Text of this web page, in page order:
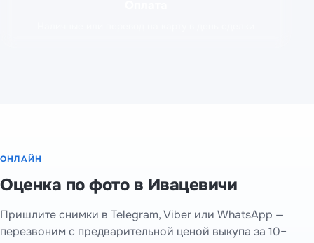
ОНЛАЙН
Оценка по фото в Ивацевичи
Пришлите снимки в Telegram, Viber или WhatsApp —
перезвоним с предварительной ценой выкупа за 10–